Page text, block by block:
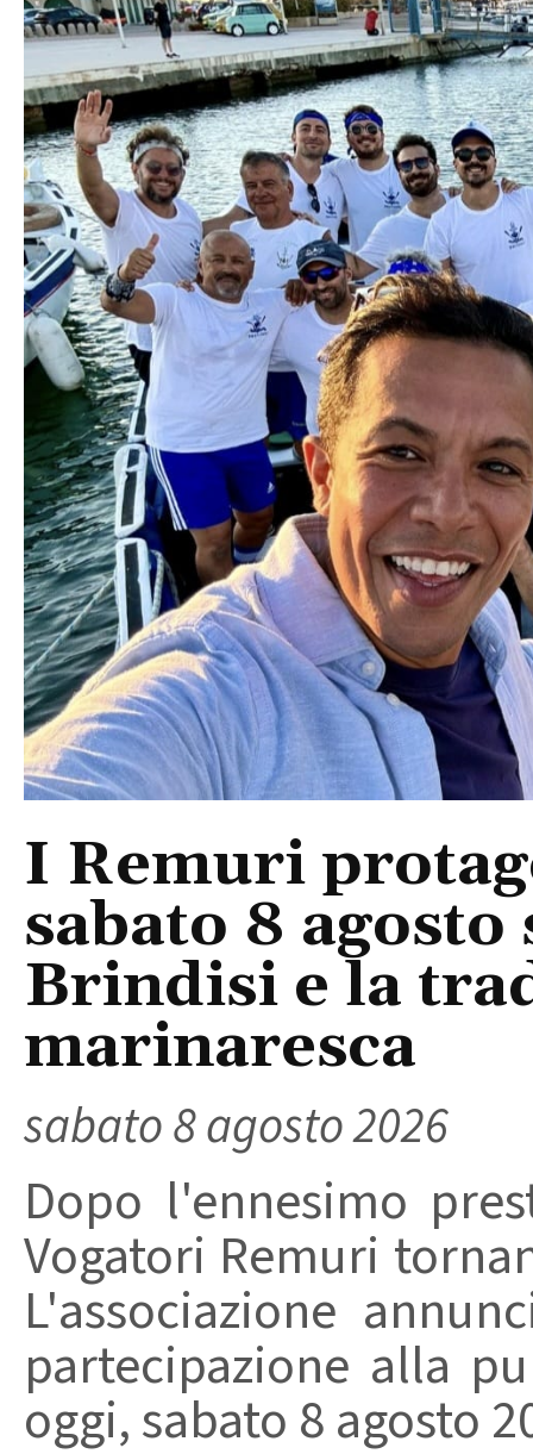
I Remuri
sabato 8
Brindisi e la
marinaresca
sabato 8 agosto 2026
Dopo l'ennesimo
Vogatori Remuri
L'associazione
partecipazione alla
oggi, sabato 8 agosto